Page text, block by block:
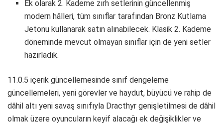
Ek olarak 2. Kademe zırh setlerinin güncellenmiş
modern hâlleri, tüm sınıflar tarafından Bronz Kutlama
Jetonu kullanarak satın alınabilecek. Klasik 2. Kademe
döneminde mevcut olmayan sınıflar için de yeni setler
hazırladık.
11.0.5 içerik güncellemesinde sınıf dengeleme
güncellemeleri, yeni görevler ve haydut, büyücü ve rahip de
dâhil altı yeni savaş sınıfıyla Dracthyr genişletilmesi de dâhil
olmak üzere oyuncuların keyif alacağı ek değişiklikler ve